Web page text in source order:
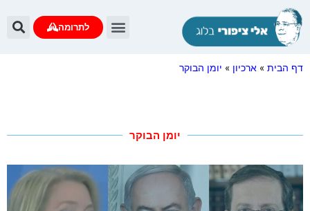
לתרומה
דף הבית » ארכיון » יומן הבוקר
יומן הבוקר